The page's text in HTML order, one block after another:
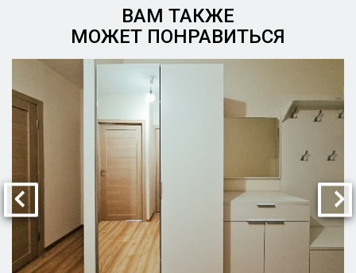
ВАМ ТАКЖЕ
МОЖЕТ ПОНРАВИТЬСЯ